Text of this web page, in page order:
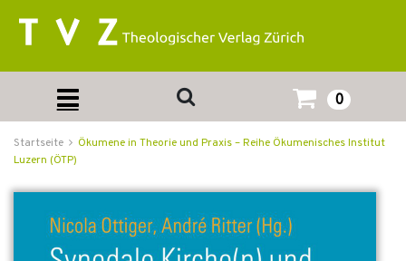
0
Startseite
Ökumene in Theorie und Praxis – Reihe Ökumenisches Institut
Luzern (ÖTP)